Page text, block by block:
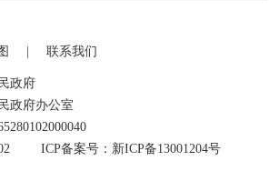
| 联系我们
政府
政府办公室
ICP备案号：新ICP备13001204号